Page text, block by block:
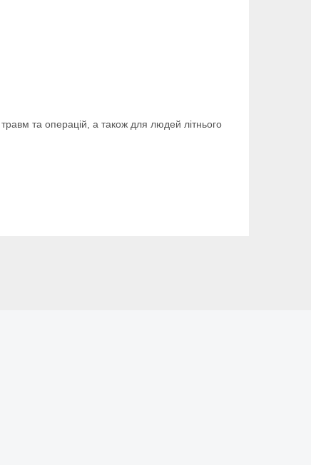
та операцій, а також для людей літнього